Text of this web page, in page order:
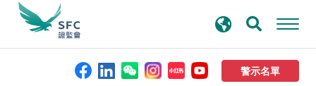
警示名單
尋